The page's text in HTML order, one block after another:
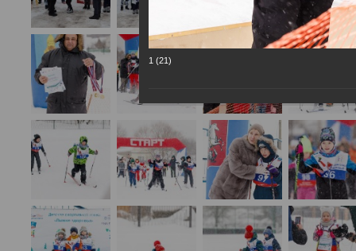
1 (21)